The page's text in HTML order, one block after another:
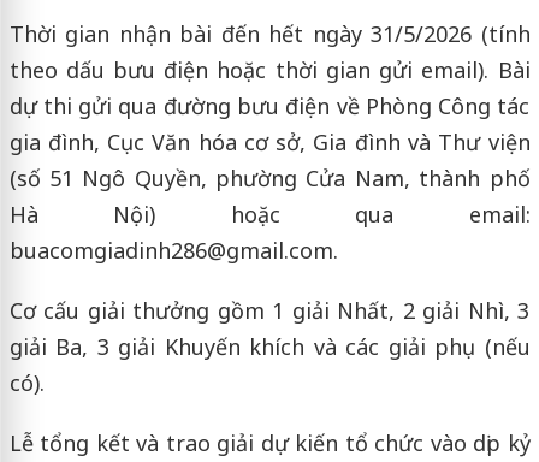
Thời gian nhận bài đến hết ngày 31/5/2026 (tính
theo dấu bưu điện hoặc thời gian gửi email). Bài
dự thi gửi qua đường bưu điện về Phòng Công tác
gia đình, Cục Văn hóa cơ sở, Gia đình và Thư viện
(số 51 Ngô Quyền, phường Cửa Nam, thành phố
Hà Nội) hoặc qua email:
buacomgiadinh286@gmail.com.
Cơ cấu giải thưởng gồm 1 giải Nhất, 2 giải Nhì, 3
giải Ba, 3 giải Khuyến khích và các giải phụ (nếu
có).
Lễ tổng kết và trao giải dự kiến tổ chức vào dịp kỷ